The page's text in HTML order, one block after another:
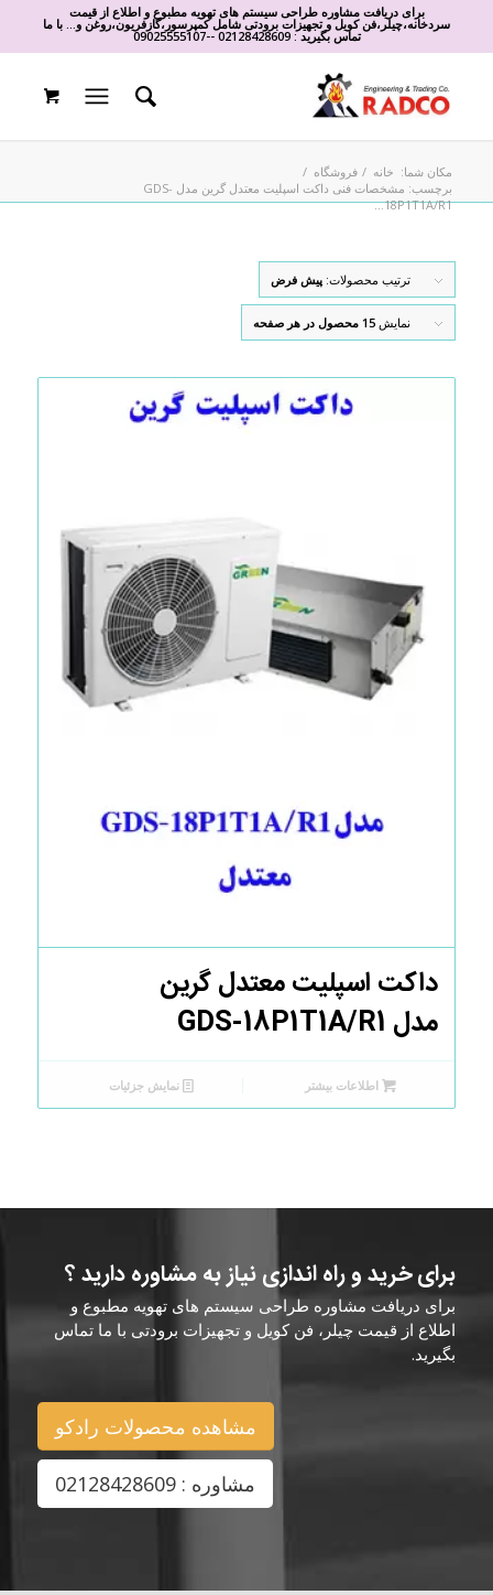
برای دریافت مشاوره طراحی سیستم های تهویه مطبوع و اطلاع از قیمت
سردخانه،چیلر،فن کویل و تجهیزات برودتی شامل کمپرسور،گازفریون،روغن و... با ما
تماس بگیرید :02128428609
-
-
09025555107
مکان شما: خانه / فروشگاه /
برچسب: مشخصات فنی داکت اسپلیت معتدل گرین مدل GDS-
18P1T1A/R1...
ترتیب محصولات: پیش فرض
نمایش 15 محصول در هر صفحه
داکت اسپلیت معتدل گرین
مدل GDS-18P1T1A/R1
اطلاعات بیشتر نمایش جزئیات
برای خرید و راه اندازی نیاز به مشاوره دارید ؟
برای دریافت مشاوره طراحی سیستم های تهویه مطبوع و
اطلاع از قیمت چیلر، فن کویل و تجهیزات برودتی با ما تماس
بگیرید.
مشاهده محصولات رادکو
مشاوره : 02128428609